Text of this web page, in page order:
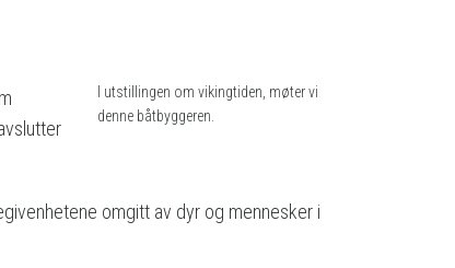
I utstillingen om vikingtiden, møter vi
denne båtbyggeren.
omgitt av dyr og mennesker i